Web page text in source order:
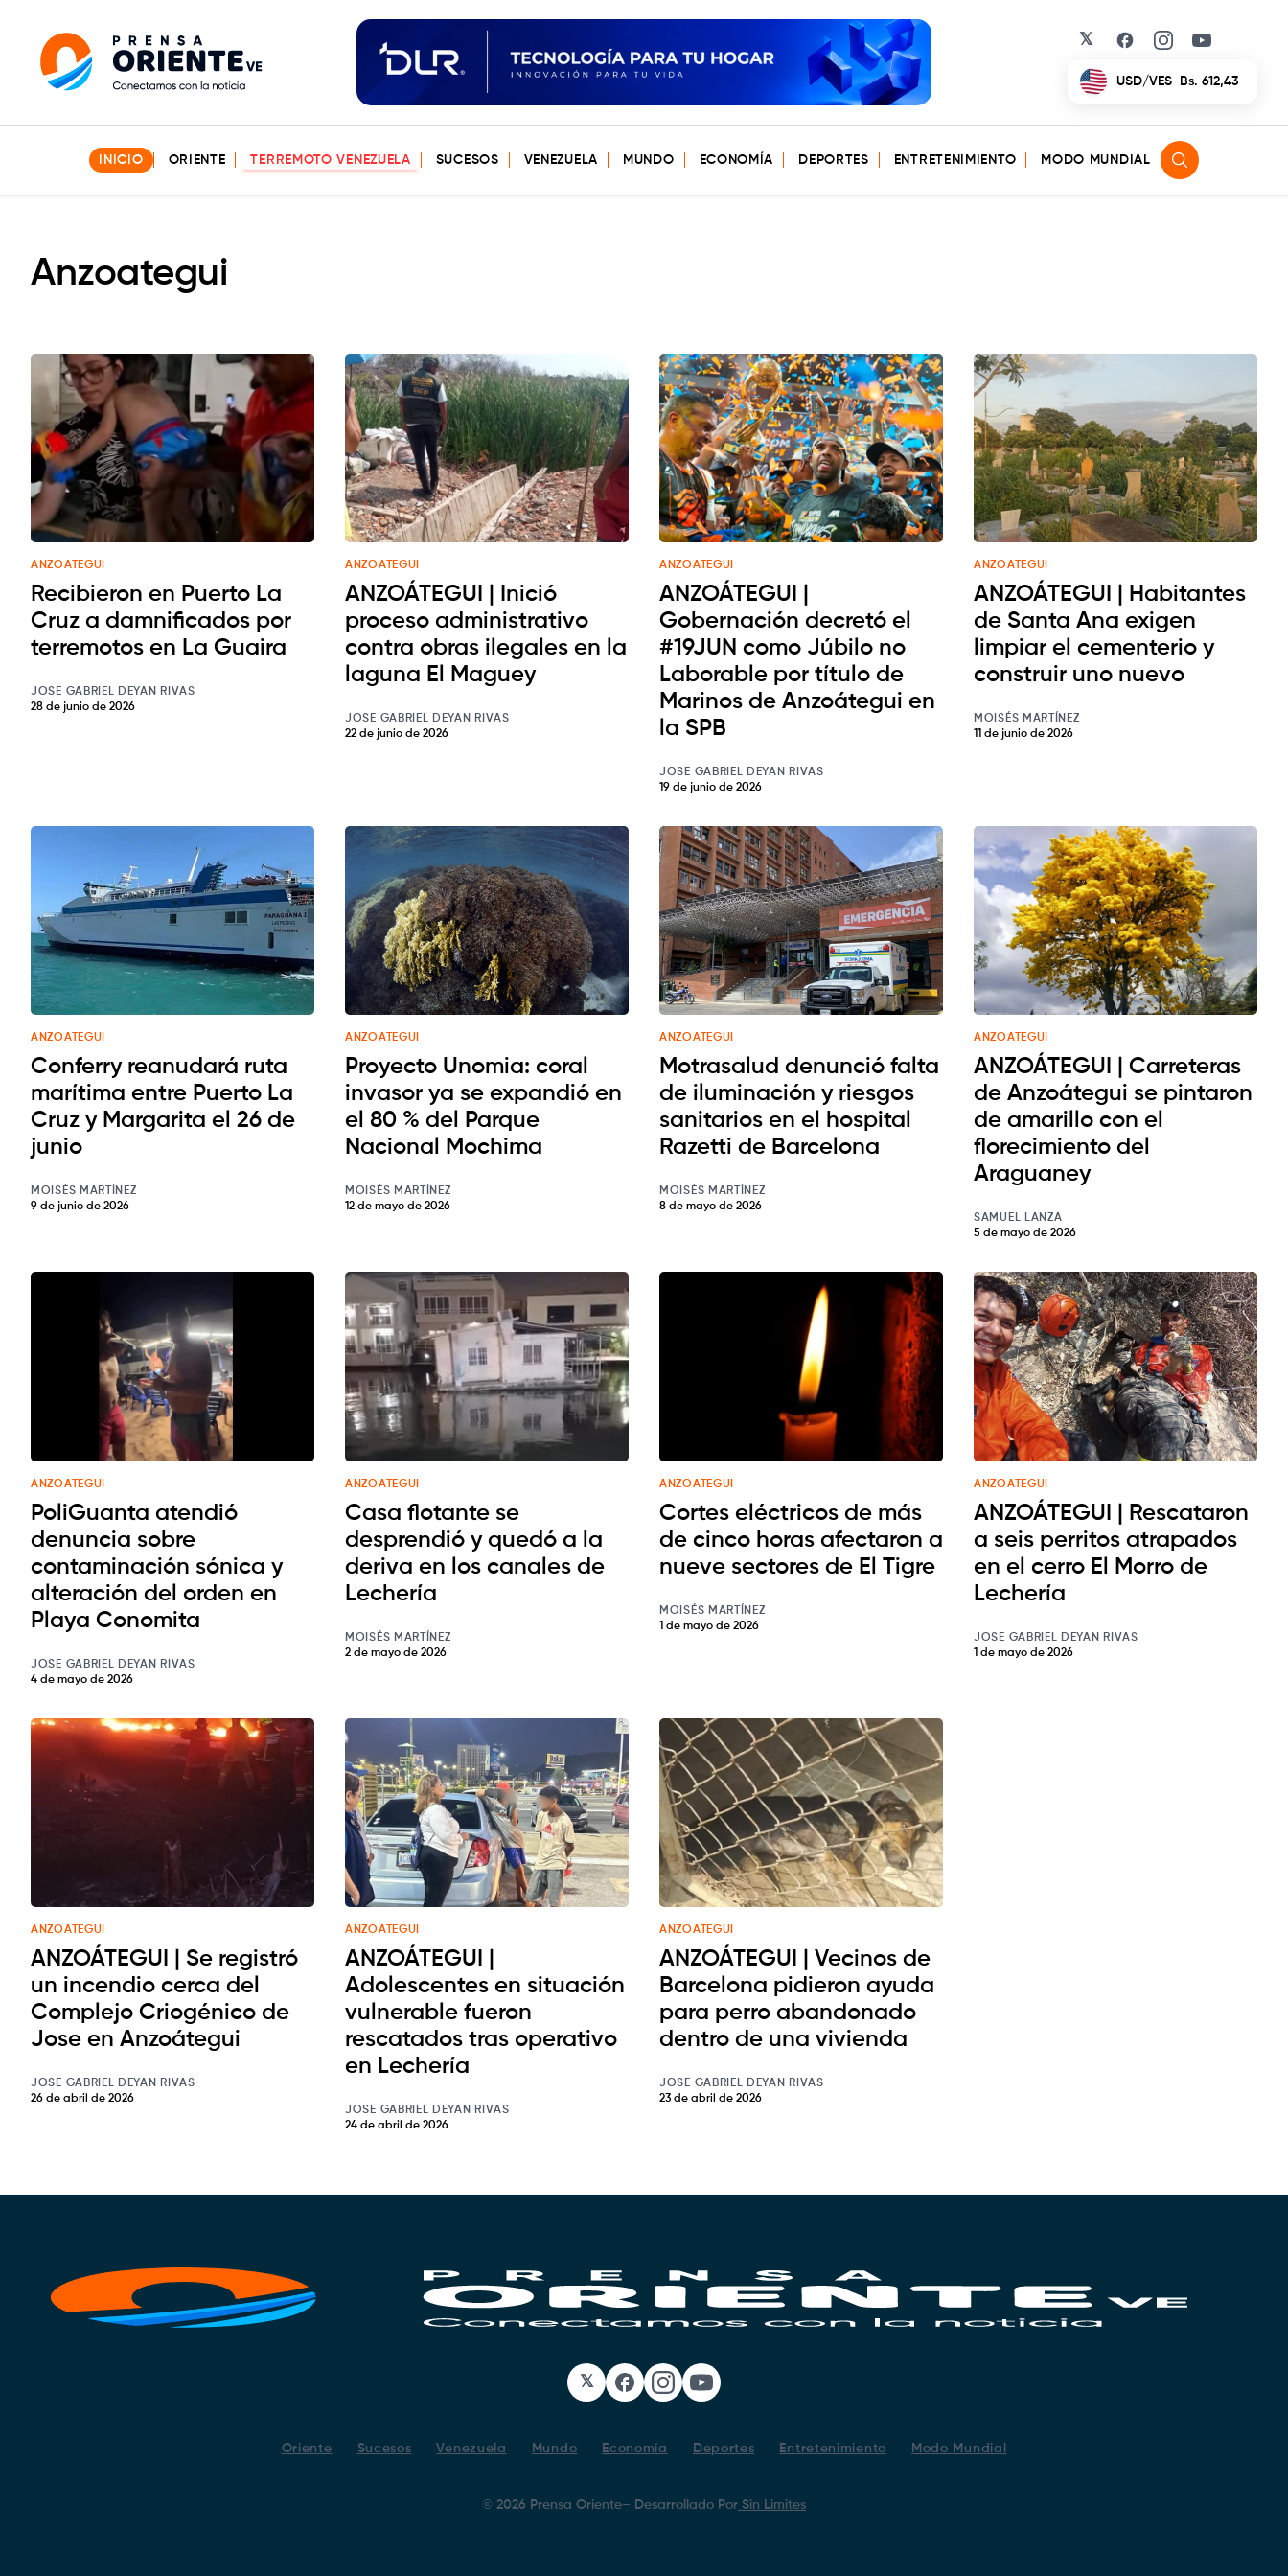
𝕏 Facebook
Instagram
YouTube
EUR/VES Bs. 702,42
INICIO ORIENTE TERREMOTO VENEZUELA SUCESOS VENEZUELA MUNDO ECONOMÍA DEPORTES ENTRETENIMIENTO MODO MUNDIAL
Anzoategui
ANZOATEGUI
Recibieron en Puerto La
Cruz a damnificados por
terremotos en La Guaira
JOSE GABRIEL DEYAN RIVAS
28 de junio de 2026
ANZOATEGUI
ANZOÁTEGUI | Inició
proceso administrativo
contra obras ilegales en la
laguna El Maguey
JOSE GABRIEL DEYAN RIVAS
22 de junio de 2026
ANZOATEGUI
ANZOÁTEGUI |
Gobernación decretó el
#19JUN como Júbilo no
Laborable por título de
Marinos de Anzoátegui en
la SPB
JOSE GABRIEL DEYAN RIVAS
19 de junio de 2026
ANZOATEGUI
ANZOÁTEGUI | Habitantes
de Santa Ana exigen
limpiar el cementerio y
construir uno nuevo
MOISÉS MARTÍNEZ
11 de junio de 2026
ANZOATEGUI
Conferry reanudará ruta
marítima entre Puerto La
Cruz y Margarita el 26 de
junio
MOISÉS MARTÍNEZ
9 de junio de 2026
ANZOATEGUI
Proyecto Unomia: coral
invasor ya se expandió en
el 80 % del Parque
Nacional Mochima
MOISÉS MARTÍNEZ
12 de mayo de 2026
ANZOATEGUI
Motrasalud denunció falta
de iluminación y riesgos
sanitarios en el hospital
Razetti de Barcelona
MOISÉS MARTÍNEZ
8 de mayo de 2026
ANZOATEGUI
ANZOÁTEGUI | Carreteras
de Anzoátegui se pintaron
de amarillo con el
florecimiento del
Araguaney
SAMUEL LANZA
5 de mayo de 2026
ANZOATEGUI
PoliGuanta atendió
denuncia sobre
contaminación sónica y
alteración del orden en
Playa Conomita
JOSE GABRIEL DEYAN RIVAS
4 de mayo de 2026
ANZOATEGUI
Casa flotante se
desprendió y quedó a la
deriva en los canales de
Lechería
MOISÉS MARTÍNEZ
2 de mayo de 2026
ANZOATEGUI
Cortes eléctricos de más
de cinco horas afectaron a
nueve sectores de El Tigre
MOISÉS MARTÍNEZ
1 de mayo de 2026
ANZOATEGUI
ANZOÁTEGUI | Rescataron
a seis perritos atrapados
en el cerro El Morro de
Lechería
JOSE GABRIEL DEYAN RIVAS
1 de mayo de 2026
ANZOATEGUI
ANZOÁTEGUI | Se registró
un incendio cerca del
Complejo Criogénico de
Jose en Anzoátegui
JOSE GABRIEL DEYAN RIVAS
26 de abril de 2026
ANZOATEGUI
ANZOÁTEGUI |
Adolescentes en situación
vulnerable fueron
rescatados tras operativo
en Lechería
JOSE GABRIEL DEYAN RIVAS
24 de abril de 2026
ANZOATEGUI
ANZOÁTEGUI | Vecinos de
Barcelona pidieron ayuda
para perro abandonado
dentro de una vivienda
JOSE GABRIEL DEYAN RIVAS
23 de abril de 2026
𝕏 Facebook
Instagram
YouTube
Oriente Sucesos Venezuela Mundo Economía Deportes Entretenimiento Modo Mundial
© 2026 Prensa Oriente– Desarrollado Por Sin Limites